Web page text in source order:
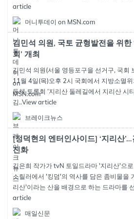
article
머니투데이 on MSN.com
김민석 의원, 국토 균형발전을 위한
회’ 개최
김민석 의원(서울 영등포구을 선거구, 국회
11월 4일(목)오후 2시 국회에서 지방소멸
동체 토론회 ‘지리산 둘레길에서 지리산 시
김..View article
브레이크뉴스
[정덕현의 엔터인사이드] ‘지리산
진화
김은희 작가가 tvN 토일드라마 '지리산'으
스릴러에서 '킹덤'의 역사를 담은 좀비물을
리산'이라는 산을 배경으로 하는 드라마를
article
매일신문